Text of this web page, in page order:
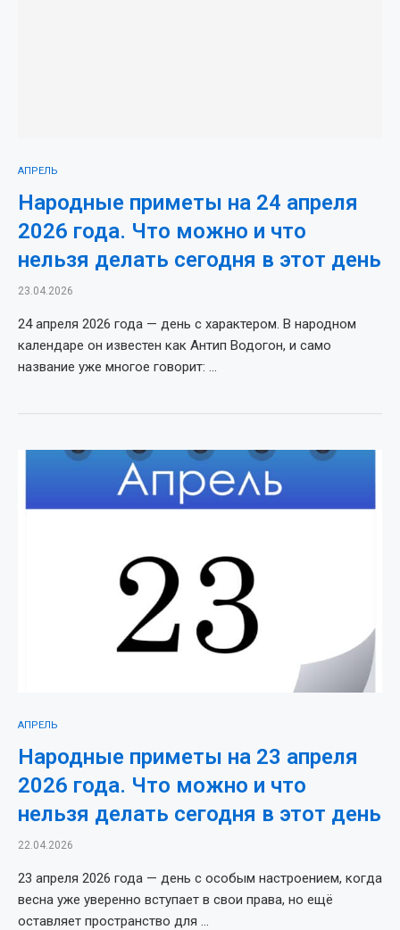
АПРЕЛЬ
Народные приметы на 24 апреля
2026 года. Что можно и что
нельзя делать сегодня в этот день
23.04.2026
24 апреля 2026 года — день с характером. В народном
календаре он известен как Антип Водогон, и само
название уже многое говорит: …
АПРЕЛЬ
Народные приметы на 23 апреля
2026 года. Что можно и что
нельзя делать сегодня в этот день
22.04.2026
23 апреля 2026 года — день с особым настроением, когда
весна уже уверенно вступает в свои права, но ещё
оставляет пространство для …